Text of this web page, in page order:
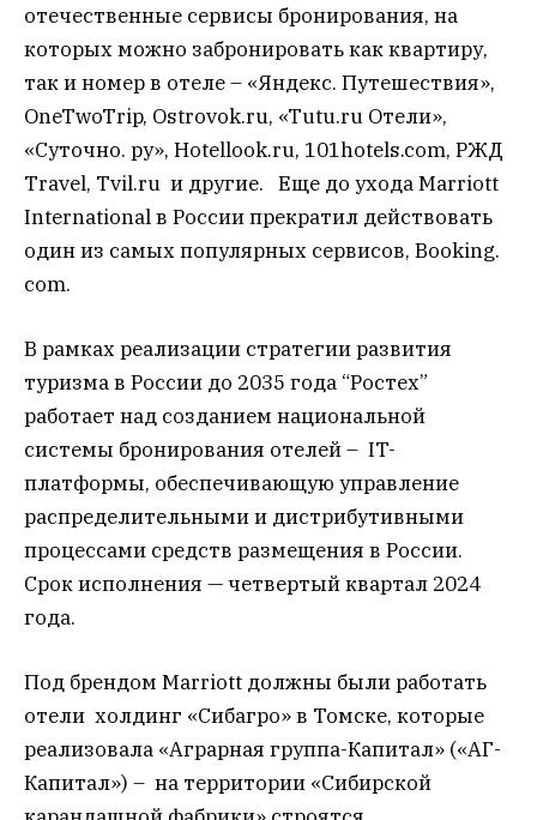
отечественные сервисы бронирования, на
которых можно забронировать как квартиру,
так и номер в отеле – «Яндекс. Путешествия»,
OneTwoTrip, Ostrovok.ru, «Tutu.ru Отели»,
«Суточно. ру», Hotellook.ru, 101hotels.com, РЖД
Travel, Tvil.ru и другие. Еще до ухода Marriott
International в России прекратил действовать
один из самых популярных сервисов, Booking.
com.
В рамках реализации стратегии развития
туризма в России до 2035 года “Ростех”
работает над созданием национальной
системы бронирования отелей – IT-
платформы, обеспечивающую управление
распределительными и дистрибутивными
процессами средств размещения в России.
Срок исполнения — четвертый квартал 2024
года.
Под брендом Marriott должны были работать
отели холдинг «Сибагро» в Томске, которые
реализовала «Аграрная группа-Капитал» («АГ-
Капитал») – на территории «Сибирской